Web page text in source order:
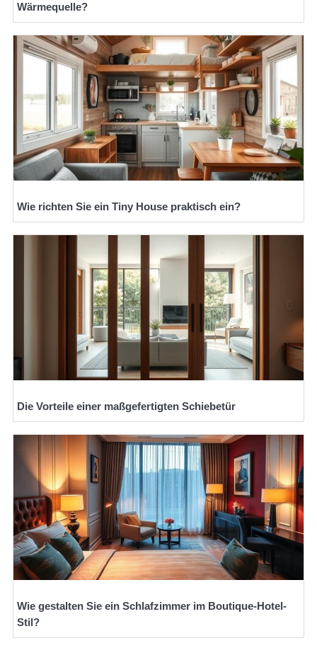
Wärmequelle?
Wie richten Sie ein Tiny House praktisch ein?
Die Vorteile einer maßgefertigten Schiebetür
Wie gestalten Sie ein Schlafzimmer im Boutique-Hotel-
Stil?